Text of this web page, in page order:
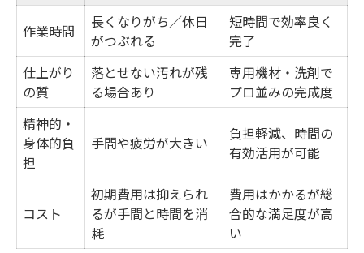
作業時間
長くなりがち／休日
がつぶれる
短時間で効率良く
完了
仕上がり
の質
落とせない汚れが残
る場合あり
専用機材・洗剤で
プロ並みの完成度
精神的・
身体的負
担
手間や疲労が大きい
負担軽減、時間の
有効活用が可能
コスト
初期費用は抑えられ
るが手間と時間を消
耗
費用はかかるが総
合的な満足度が高
い